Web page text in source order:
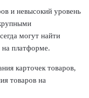
и невысокий уровень
могут найти
платформе.
карточек товаров,
товаров на